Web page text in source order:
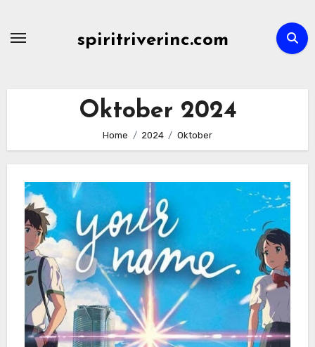
spiritriverinc.com
Oktober 2024
Home 2024 Oktober